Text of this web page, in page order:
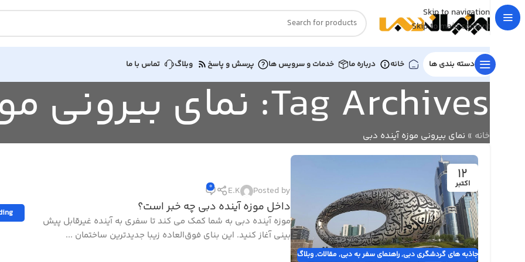
Skip to navigation
Skip to main content
دسته بندی ها خانه درباره ما خدمات و سرویس ها پرسش و پاسخ وبلاگ تماس با ما
Tag Archives: نمای بیرونی موزه آینده دبی
خانه » نمای بیرونی موزه آینده دبی
12
اکتبر
جاذبه های گردشگری دبی,راهنمای سفر به دبی, مقالات,وبلاگ
Posted by
E.K
0
داخل موزه آینده دبی چه ‌خبر است؟
موزه آینده دبی به شما کمک می کند تا سفری به آینده غیرقابل پیش
بینی آغاز کنید. این بنای فوق‌العاده زیبا جدیدترین ساختمان ...